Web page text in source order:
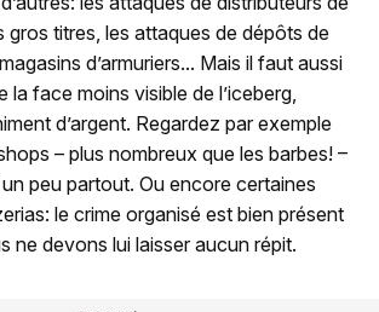
gros titres, les attaques de dépôts de
d’armuriers... Mais il faut aussi
la face moins visible de l’iceberg,
d’argent. Regardez par exemple
– plus nombreux que les barbes! –
peu partout. Ou encore certaines
le crime organisé est bien présent
ne devons lui laisser aucun répit.